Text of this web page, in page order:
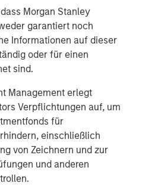
Morgan Stanley
garantiert noch
Informationen auf dieser
oder für einen
sind.
Management erlegt
Verpflichtungen auf, um
für
einschließlich
von Zeichnern und zur
und anderen
and financial results.
Operative Procedural
procedural database of its
standards, determines
practices, and fosters
by The Joint
develops expertise beyond
trust SpecialtyCare’s
excellence in
neuromonitoring,
sterile
assist, and minimally